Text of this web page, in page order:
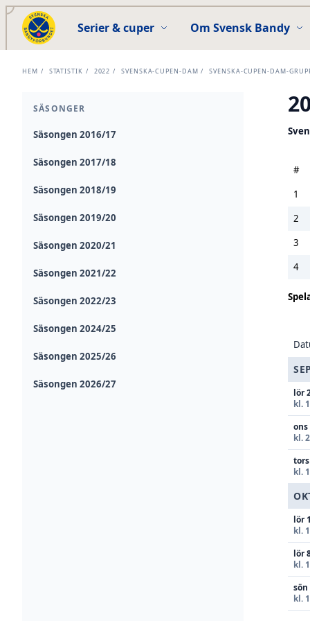
Serier & cuper Om Svensk Bandy
HEM / STATISTIK / 2022 / SVENSKA-CUPEN-DAM / SVENSKA-CUPEN-DAM-
SÄSONGER
Säsongen 2016/17
Säsongen 2017/18
Säsongen 2018/19
Säsongen 2019/20
Säsongen 2020/21
Säsongen 2021/22
Säsongen 2022/23
Säsongen 2024/25
Säsongen 2025/26
Säsongen 2026/27
#
1
2
3
4
lör
kl.
ons
kl.
kl.
lör
kl.
lör
kl.
sön
kl.